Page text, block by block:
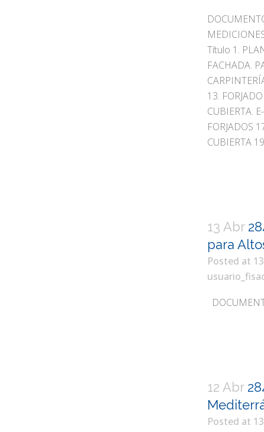
Título 1.
FACHADA.
13.
CUBIERTA.
FORJADOS
CUBIERTA
13 Abr
para
Posted at
12 Abr
Posted at